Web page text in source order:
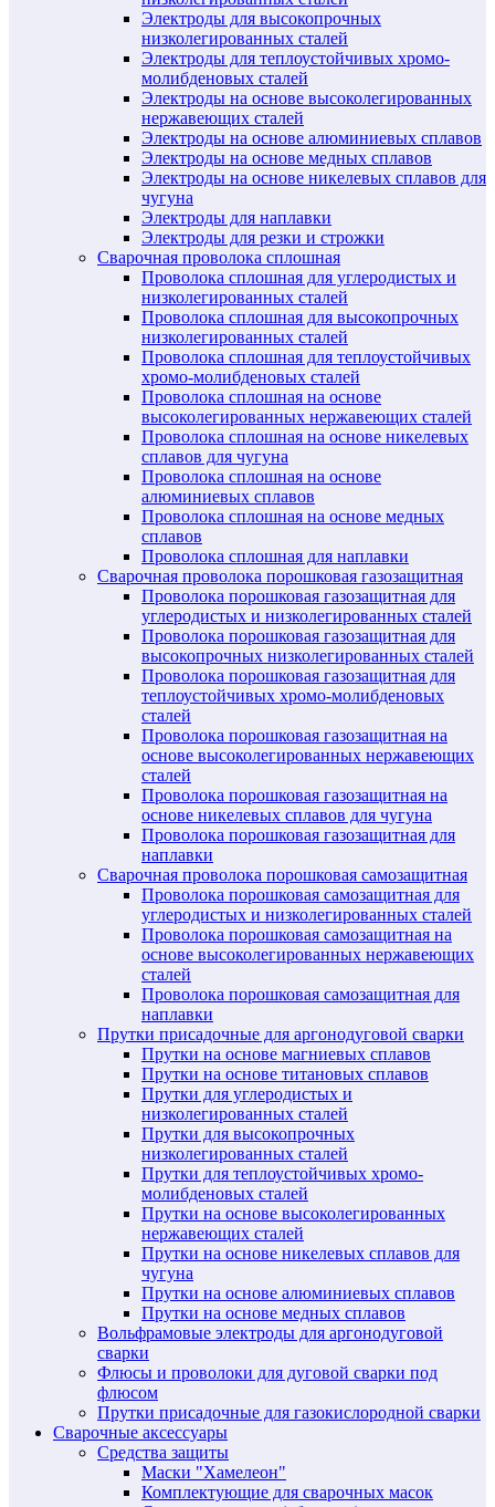
Электроды для высокопрочных
низколегированных сталей
Электроды для теплоустойчивых хромо-
молибденовых сталей
Электроды на основе высоколегированных
нержавеющих сталей
Электроды на основе алюминиевых сплавов
Электроды на основе медных сплавов
Электроды на основе никелевых сплавов для
чугуна
Электроды для наплавки
Электроды для резки и строжки
Сварочная проволока сплошная
Проволока сплошная для углеродистых и
низколегированных сталей
Проволока сплошная для высокопрочных
низколегированных сталей
Проволока сплошная для теплоустойчивых
хромо-молибденовых сталей
Проволока сплошная на основе
высоколегированных нержавеющих сталей
Проволока сплошная на основе никелевых
сплавов для чугуна
Проволока сплошная на основе
алюминиевых сплавов
Проволока сплошная на основе медных
сплавов
Проволока сплошная для наплавки
Сварочная проволока порошковая газозащитная
Проволока порошковая газозащитная для
углеродистых и низколегированных сталей
Проволока порошковая газозащитная для
высокопрочных низколегированных сталей
Проволока порошковая газозащитная для
теплоустойчивых хромо-молибденовых
сталей
Проволока порошковая газозащитная на
основе высоколегированных нержавеющих
сталей
Проволока порошковая газозащитная на
основе никелевых сплавов для чугуна
Проволока порошковая газозащитная для
наплавки
Сварочная проволока порошковая самозащитная
Проволока порошковая самозащитная для
углеродистых и низколегированных сталей
Проволока порошковая самозащитная на
основе высоколегированных нержавеющих
сталей
Проволока порошковая самозащитная для
наплавки
Прутки присадочные для аргонодуговой сварки
Прутки на основе магниевых сплавов
Прутки на основе титановых сплавов
Прутки для углеродистых и
низколегированных сталей
Прутки для высокопрочных
низколегированных сталей
Прутки для теплоустойчивых хромо-
молибденовых сталей
Прутки на основе высоколегированных
нержавеющих сталей
Прутки на основе никелевых сплавов для
чугуна
Прутки на основе алюминиевых сплавов
Прутки на основе медных сплавов
Вольфрамовые электроды для аргонодуговой
сварки
Флюсы и проволоки для дуговой сварки под
флюсом
Прутки присадочные для газокислородной сварки
Сварочные аксессуары
Средства защиты
Маски "Хамелеон"
Комплектующие для сварочных масок